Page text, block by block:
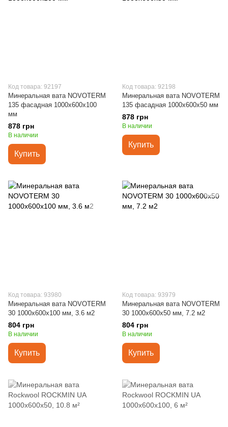
Код товара: 92197
Минеральная вата NOVOTERM
135 фасадная 1000х600х100
мм
878 грн
В наличии
Купить
Код товара: 92198
Минеральная вата NOVOTERM
135 фасадная 1000х600х50 мм
878 грн
В наличии
Купить
Код товара: 93980
Минеральная вата NOVOTERM
30 1000х600х100 мм, 3.6 м2
804 грн
В наличии
Купить
Код товара: 93979
Минеральная вата NOVOTERM
30 1000х600х50 мм, 7.2 м2
804 грн
В наличии
Купить